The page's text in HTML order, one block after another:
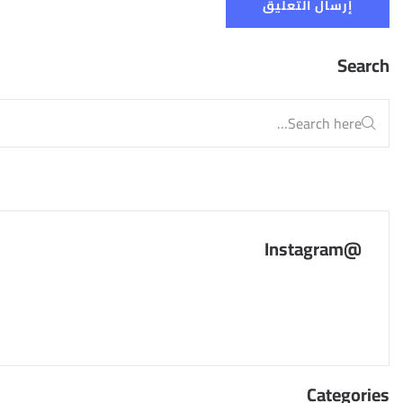
Search
@Instagram
Categories